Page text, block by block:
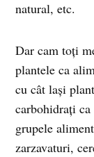
natural, etc.
Dar cam toți
plantele ca
cu cât lași
carbohidrați
grupele
zarzavaturi,